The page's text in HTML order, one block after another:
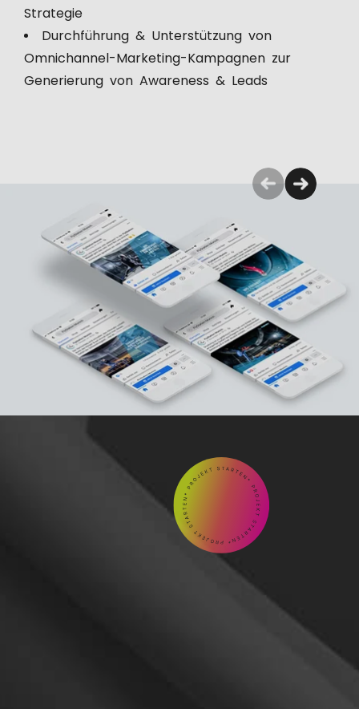
Strategie
Durchführung & Unterstützung von
Omnichannel-Marketing-Kampagnen zur
Generierung von Awareness & Leads
GEMEINSAM